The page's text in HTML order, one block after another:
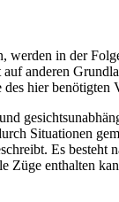
werden in der
anderen
hier benötigten
Situationen
Es besteht
Züge enthalten